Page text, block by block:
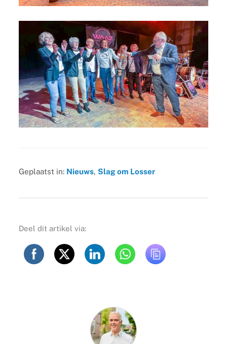
Geplaatst in: Nieuws, Slag om Losser
Deel dit artikel via: